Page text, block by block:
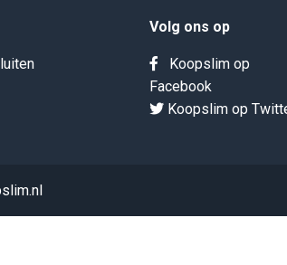
Volg ons op
Koopslim op
Facebook
Koopslim op